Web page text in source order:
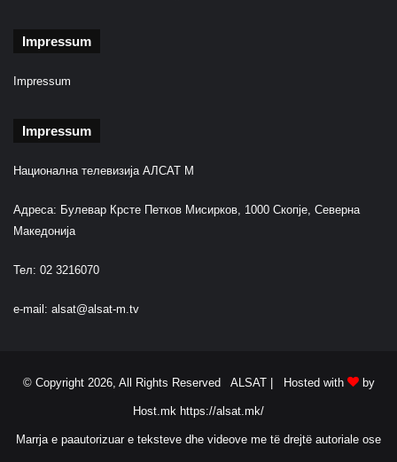
Impressum
Impressum
Impressum
Национална телевизија АЛСАТ М
Адреса: Булевар Крсте Петков Мисирков, 1000 Скопје, Северна
Македонија
Тел: 02 3216070
e-mail: alsat@alsat-m.tv
© Copyright 2026, All Rights Reserved ALSAT | Hosted with by
Host.mk https://alsat.mk/
Marrja e paautorizuar e teksteve dhe videove me të drejtë autoriale ose